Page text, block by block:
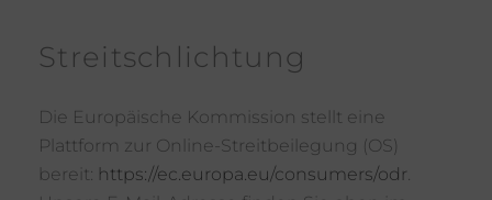
Streitschlichtung
Die Europäische Kommission stellt eine
Plattform zur Online-Streitbeilegung (OS)
bereit: https://ec.europa.eu/consumers/odr.